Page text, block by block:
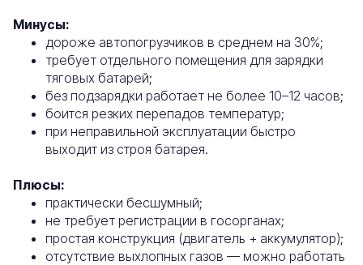
Минусы:
дороже автопогрузчиков в среднем на 30%;
требует отдельного помещения для зарядки
тяговых батарей;
без подзарядки работает не более 10–12 часов;
боится резких перепадов температур;
при неправильной эксплуатации быстро
выходит из строя батарея.
Плюсы:
практически бесшумный;
не требует регистрации в госорганах;
простая конструкция (двигатель + аккумулятор);
отсутствие выхлопных газов — можно работать